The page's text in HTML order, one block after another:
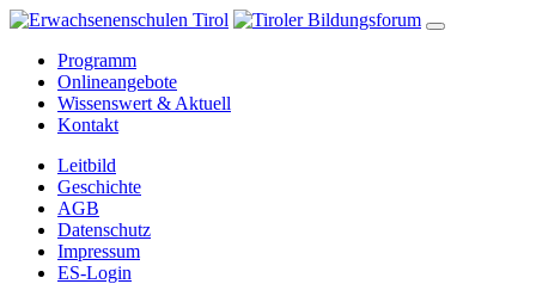
Programm
Onlineangebote
Wissenswert & Aktuell
Kontakt
Leitbild
Geschichte
AGB
Datenschutz
Impressum
ES-Login